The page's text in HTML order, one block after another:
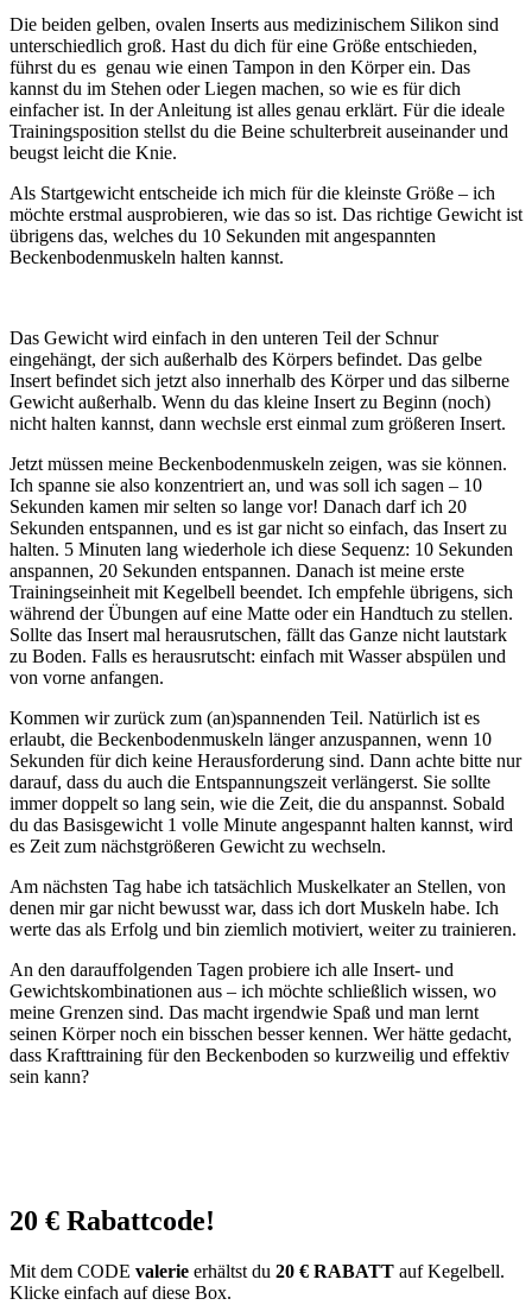
Die beiden gelben, ovalen Inserts aus medizinischem Silikon sind
unterschiedlich groß. Hast du dich für eine Größe entschieden,
führst du es genau wie einen Tampon in den Körper ein. Das
kannst du im Stehen oder Liegen machen, so wie es für dich
einfacher ist. In der Anleitung ist alles genau erklärt. Für die ideale
Trainingsposition stellst du die Beine schulterbreit auseinander und
beugst leicht die Knie.
Als Startgewicht entscheide ich mich für die kleinste Größe – ich
möchte erstmal ausprobieren, wie das so ist. Das richtige Gewicht ist
übrigens das, welches du 10 Sekunden mit angespannten
Beckenbodenmuskeln halten kannst.
Das Gewicht wird einfach in den unteren Teil der Schnur
eingehängt, der sich außerhalb des Körpers befindet. Das gelbe
Insert befindet sich jetzt also innerhalb des Körper und das silberne
Gewicht außerhalb. Wenn du das kleine Insert zu Beginn (noch)
nicht halten kannst, dann wechsle erst einmal zum größeren Insert.
Jetzt müssen meine Beckenbodenmuskeln zeigen, was sie können.
Ich spanne sie also konzentriert an, und was soll ich sagen – 10
Sekunden kamen mir selten so lange vor! Danach darf ich 20
Sekunden entspannen, und es ist gar nicht so einfach, das Insert zu
halten. 5 Minuten lang wiederhole ich diese Sequenz: 10 Sekunden
anspannen, 20 Sekunden entspannen. Danach ist meine erste
Trainingseinheit mit Kegelbell beendet. Ich empfehle übrigens, sich
während der Übungen auf eine Matte oder ein Handtuch zu stellen.
Sollte das Insert mal herausrutschen, fällt das Ganze nicht lautstark
zu Boden. Falls es herausrutscht: einfach mit Wasser abspülen und
von vorne anfangen.
Kommen wir zurück zum (an)spannenden Teil. Natürlich ist es
erlaubt, die Beckenbodenmuskeln länger anzuspannen, wenn 10
Sekunden für dich keine Herausforderung sind. Dann achte bitte nur
darauf, dass du auch die Entspannungszeit verlängerst. Sie sollte
immer doppelt so lang sein, wie die Zeit, die du anspannst. Sobald
du das Basisgewicht 1 volle Minute angespannt halten kannst, wird
es Zeit zum nächstgrößeren Gewicht zu wechseln.
Am nächsten Tag habe ich tatsächlich Muskelkater an Stellen, von
denen mir gar nicht bewusst war, dass ich dort Muskeln habe. Ich
werte das als Erfolg und bin ziemlich motiviert, weiter zu trainieren.
An den darauffolgenden Tagen probiere ich alle Insert- und
Gewichtskombinationen aus – ich möchte schließlich wissen, wo
meine Grenzen sind. Das macht irgendwie Spaß und man lernt
seinen Körper noch ein bisschen besser kennen. Wer hätte gedacht,
dass Krafttraining für den Beckenboden so kurzweilig und effektiv
sein kann?
20 € Rabattcode!
Mit dem CODE valerie erhältst du 20 € RABATT auf Kegelbell.
Klicke einfach auf diese Box.